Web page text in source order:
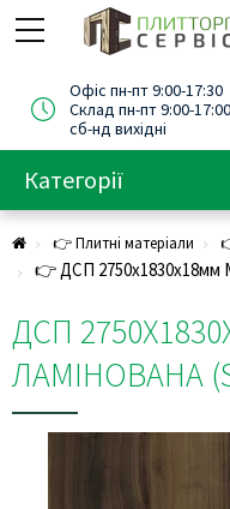
Офіс пн-пт 9:00-17:30
Склад пн-пт 9:00-17:00
сб-нд вихідні
Категорії
👉 Плитні матеріали
👉 ДСП 2750х1830х18мм
ДСП
ЛАМІНОВАНА